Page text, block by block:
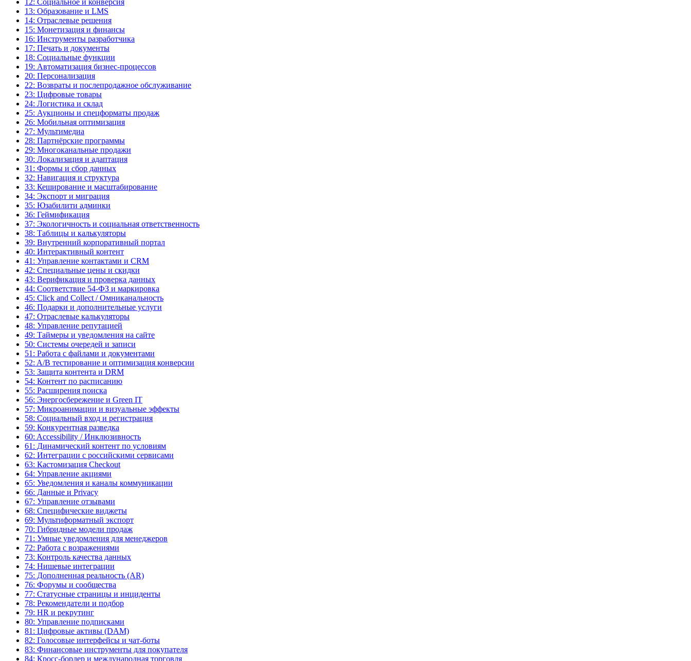
12: Социальное и конверсия
13: Образование и LMS
14: Отраслевые решения
15: Монетизация и финансы
16: Инструменты разработчика
17: Печать и документы
18: Социальные функции
19: Автоматизация бизнес-процессов
20: Персонализация
22: Возвраты и послепродажное обслуживание
23: Цифровые товары
24: Логистика и склад
25: Аукционы и спецформаты продаж
26: Мобильная оптимизация
27: Мультимедиа
28: Партнёрские программы
29: Многоканальные продажи
30: Локализация и адаптация
31: Формы и сбор данных
32: Навигация и структура
33: Кеширование и масштабирование
34: Экспорт и миграция
35: Юзабилити админки
36: Геймификация
37: Экологичность и социальная ответственность
38: Таблицы и калькуляторы
39: Внутренний корпоративный портал
40: Интерактивный контент
41: Управление контактами и CRM
42: Специальные цены и скидки
43: Верификация и проверка данных
44: Соответствие 54-ФЗ и маркировка
45: Click and Collect / Омниканальность
46: Подарки и дополнительные услуги
47: Отраслевые калькуляторы
48: Управление репутацией
49: Таймеры и уведомления на сайте
50: Системы очередей и записи
51: Работа с файлами и документами
52: A/B тестирование и оптимизация конверсии
53: Защита контента и DRM
54: Контент по расписанию
55: Расширения поиска
56: Энергосбережение и Green IT
57: Микроанимации и визуальные эффекты
58: Социальный вход и регистрация
59: Конкурентная разведка
60: Accessibility / Инклюзивность
61: Динамический контент по условиям
62: Интеграции с российскими сервисами
63: Кастомизация Checkout
64: Управление акциями
65: Уведомления и каналы коммуникации
66: Данные и Privacy
67: Управление отзывами
68: Специфические виджеты
69: Мультиформатный экспорт
70: Гибридные модели продаж
71: Умные уведомления для менеджеров
72: Работа с возражениями
73: Контроль качества данных
74: Нишевые интеграции
75: Дополненная реальность (AR)
76: Форумы и сообщества
77: Статусные страницы и инциденты
78: Рекомендатели и подбор
79: HR и рекрутинг
80: Управление подписками
81: Цифровые активы (DAM)
82: Голосовые интерфейсы и чат-боты
83: Финансовые инструменты для покупателя
84: Кросс-бордер и международная торговля